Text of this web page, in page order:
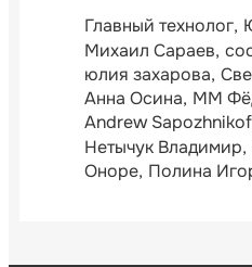
Главный технолог
Михаил Сараев
юлия захарова
Анна Осина ММ
Andrew
Нетычук Владимир
Оноре Полина